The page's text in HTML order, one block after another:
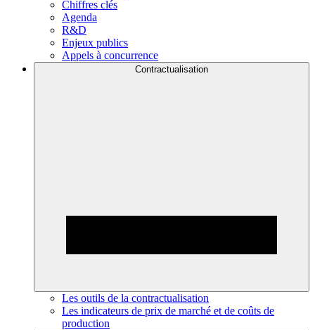
Chiffres clés
Agenda
R&D
Enjeux publics
Appels à concurrence
Contractualisation
Les outils de la contractualisation
Les indicateurs de prix de marché et de coûts de
production